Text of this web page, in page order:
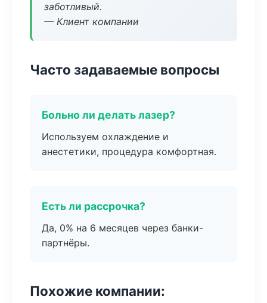
заботливый.
— Клиент компании
Часто задаваемые вопросы
Больно ли делать лазер?
Используем охлаждение и
анестетики, процедура комфортная.
Есть ли рассрочка?
Да, 0% на 6 месяцев через банки-
партнёры.
Похожие компании: